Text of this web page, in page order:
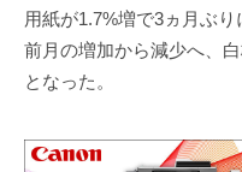
用紙が1.7%増で3ヵ月ぶ
前月の増加から減少へ、
となった。